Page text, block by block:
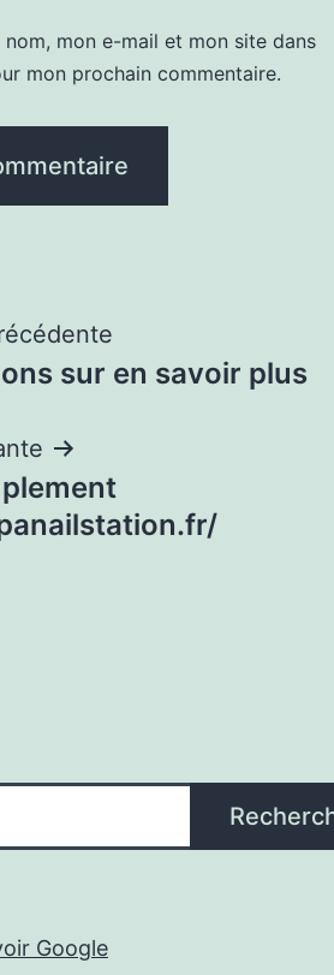
mon e-mail et mon site dans
mon prochain commentaire.
sur en savoir plus
Google